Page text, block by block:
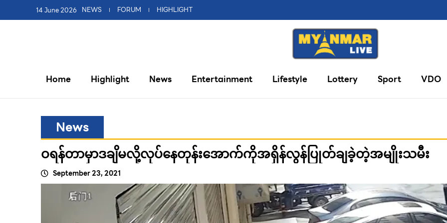
14 June 2026 NEWS FORUM HIGHLIGHT
Home Highlight News Entertainment Lifestyle Lottery Sport VDO
News
ဝရန်တာမှာဒချိမလို့လုပ်နေတုန်းအောက်ကိုအရှိန်လွန်ပြုတ်ချခဲ့တဲ့အမျိုးသမီး
September 23, 2021